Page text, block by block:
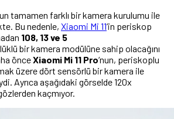
tamamen farklı bir kamera kurulumu ile
Bu nedenle, Xiaomi Mi 11‘in periskop
108, 13 ve 5
bir kamera modülüne sahip olacağını
önceXiaomi Mi 11 Pro‘nun, periskoplu
üzere dört sensörlü bir kamera ile
Ayrıca aşağıdaki görselde 120x
kaçmıyor.